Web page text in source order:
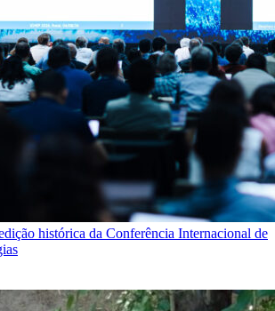
histórica da Conferência Internacional de